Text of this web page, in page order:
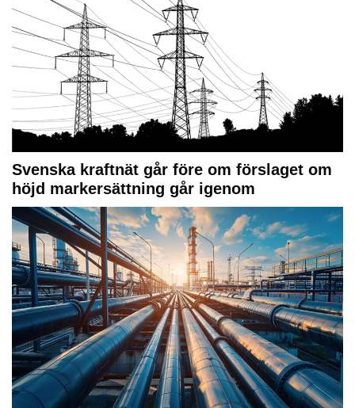
Svenska kraftnät går före om förslaget om
höjd markersättning går igenom